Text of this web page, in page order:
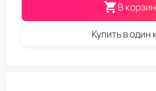
В
Купить в один